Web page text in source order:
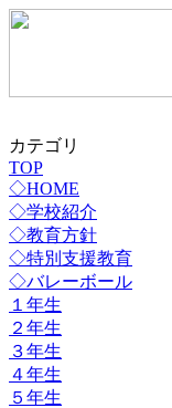
カテゴリ
TOP
◇HOME
◇学校紹介
◇教育方針
◇特別支援教育
◇バレーボール
１年生
２年生
３年生
４年生
５年生